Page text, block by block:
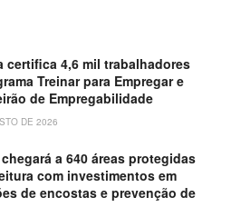
certifica 4,6 mil trabalhadores
Treinar para Empregar e
de Empregabilidade
DE 2026
a 640 áreas protegidas
com investimentos em
de encostas e prevenção de